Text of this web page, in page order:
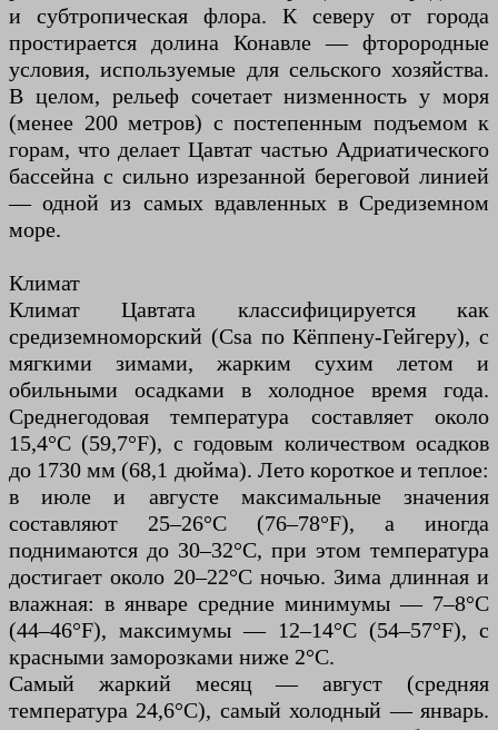
и субтропическая флора. К северу от города
простирается долина Конавле — фторородные
условия, используемые для сельского хозяйства.
В целом, рельеф сочетает низменность у моря
(менее 200 метров) с постепенным подъемом к
горам, что делает Цавтат частью Адриатического
бассейна с сильно изрезанной береговой линией
— одной из самых вдавленных в Средиземном
море.
Климат
Климат Цавтата классифицируется как
средиземноморский (Csa по Кёппену-Гейгеру), с
мягкими зимами, жарким сухим летом и
обильными осадками в холодное время года.
Среднегодовая температура составляет около
15,4°C (59,7°F), с годовым количеством осадков
до 1730 мм (68,1 дюйма). Лето короткое и теплое:
в июле и августе максимальные значения
составляют 25–26°C (76–78°F), а иногда
поднимаются до 30–32°C, при этом температура
достигает около 20–22°C ночью. Зима длинная и
влажная: в январе средние минимумы — 7–8°C
(44–46°F), максимумы — 12–14°C (54–57°F), с
красными заморозками ниже 2°C.
Самый жаркий месяц — август (средняя
температура 24,6°C), самый холодный — январь.